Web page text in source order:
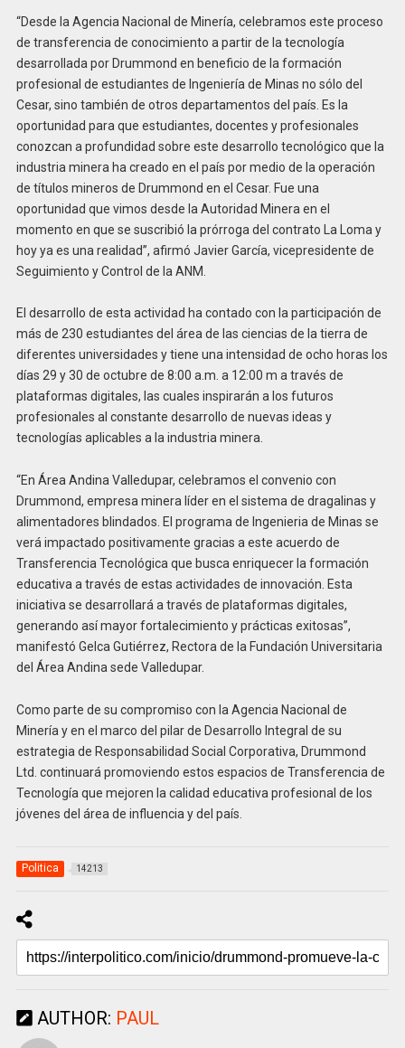
“Desde la Agencia Nacional de Minería, celebramos este proceso
de transferencia de conocimiento a partir de la tecnología
desarrollada por Drummond en beneficio de la formación
profesional de estudiantes de Ingeniería de Minas no sólo del
Cesar, sino también de otros departamentos del país. Es la
oportunidad para que estudiantes, docentes y profesionales
conozcan a profundidad sobre este desarrollo tecnológico que la
industria minera ha creado en el país por medio de la operación
de títulos mineros de Drummond en el Cesar. Fue una
oportunidad que vimos desde la Autoridad Minera en el
momento en que se suscribió la prórroga del contrato La Loma y
hoy ya es una realidad”, afirmó Javier García, vicepresidente de
Seguimiento y Control de la ANM.
El desarrollo de esta actividad ha contado con la participación de
más de 230 estudiantes del área de las ciencias de la tierra de
diferentes universidades y tiene una intensidad de ocho horas los
días 29 y 30 de octubre de 8:00 a.m. a 12:00 m a través de
plataformas digitales, las cuales inspirarán a los futuros
profesionales al constante desarrollo de nuevas ideas y
tecnologías aplicables a la industria minera.
“En Área Andina Valledupar, celebramos el convenio con
Drummond, empresa minera líder en el sistema de dragalinas y
alimentadores blindados. El programa de Ingenieria de Minas se
verá impactado positivamente gracias a este acuerdo de
Transferencia Tecnológica que busca enriquecer la formación
educativa a través de estas actividades de innovación. Esta
iniciativa se desarrollará a través de plataformas digitales,
generando así mayor fortalecimiento y prácticas exitosas”,
manifestó Gelca Gutiérrez, Rectora de la Fundación Universitaria
del Área Andina sede Valledupar.
Como parte de su compromiso con la Agencia Nacional de
Minería y en el marco del pilar de Desarrollo Integral de su
estrategia de Responsabilidad Social Corporativa, Drummond
Ltd. continuará promoviendo estos espacios de Transferencia de
Tecnología que mejoren la calidad educativa profesional de los
jóvenes del área de influencia y del país.
Politica 14213
AUTHOR: PAUL